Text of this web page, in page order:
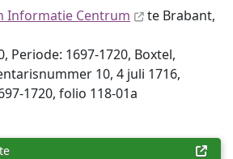
Informatie Centrum
te Brabant,
Periode: 1697-1720, Boxtel,
10, 4 juli 1716,
1720, folio 118-01a